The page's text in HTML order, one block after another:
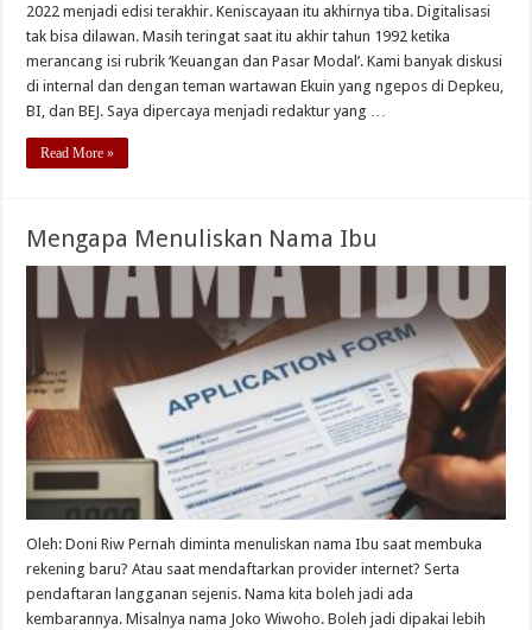
2022 menjadi edisi terakhir. Keniscayaan itu akhirnya tiba. Digitalisasi
tak bisa dilawan. Masih teringat saat itu akhir tahun 1992 ketika
merancang isi rubrik ‘Keuangan dan Pasar Modal’. Kami banyak diskusi
di internal dan dengan teman wartawan Ekuin yang ngepos di Depkeu,
BI, dan BEJ. Saya dipercaya menjadi redaktur yang …
Read More »
Mengapa Menuliskan Nama Ibu
Oleh: Doni Riw Pernah diminta menuliskan nama Ibu saat membuka
rekening baru? Atau saat mendaftarkan provider internet? Serta
pendaftaran langganan sejenis. Nama kita boleh jadi ada
kembarannya. Misalnya nama Joko Wiwoho. Boleh jadi dipakai lebih